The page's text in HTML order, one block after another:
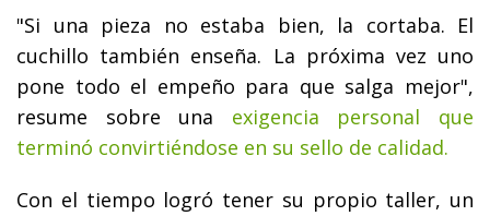
"Si una pieza no estaba bien, la cortaba. El
cuchillo también enseña. La próxima vez uno
pone todo el empeño para que salga mejor",
resume sobre una exigencia personal que
terminó convirtiéndose en su sello de calidad.
Con el tiempo logró tener su propio taller, un